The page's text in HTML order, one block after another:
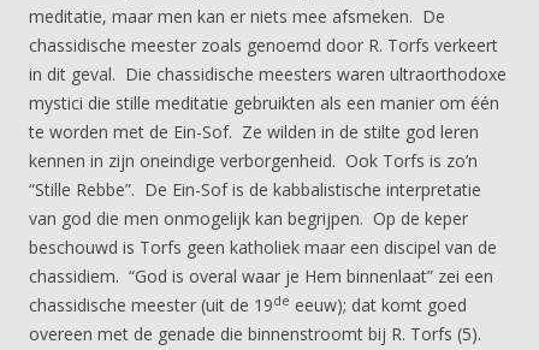
meditatie, maar men kan er niets mee afsmeken. De
chassidische meester zoals genoemd door R. Torfs verkeert
in dit geval. Die chassidische meesters waren ultraorthodoxe
mystici die stille meditatie gebruikten als een manier om één
te worden met de Ein-Sof. Ze wilden in de stilte god leren
kennen in zijn oneindige verborgenheid. Ook Torfs is zo’n
“Stille Rebbe”. De Ein-Sof is de kabbalistische interpretatie
van god die men onmogelijk kan begrijpen. Op de keper
beschouwd is Torfs geen katholiek maar een discipel van de
chassidiem. “God is overal waar je Hem binnenlaat” zei een
chassidische meester (uit de 19de eeuw); dat komt goed
overeen met de genade die binnenstroomt bij R. Torfs (5).